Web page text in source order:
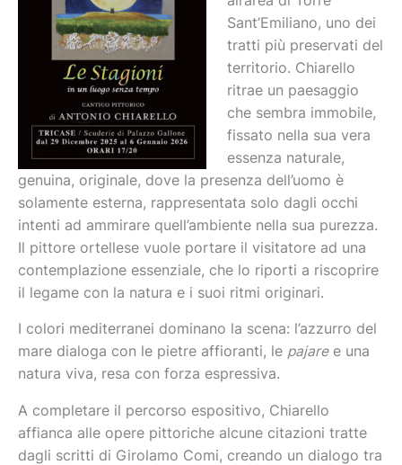
Sant’Emiliano, uno dei
tratti più preservati del
territorio. Chiarello
ritrae un paesaggio
che sembra immobile,
fissato nella sua vera
essenza naturale,
genuina, originale, dove la presenza dell’uomo è
solamente esterna, rappresentata solo dagli occhi
intenti ad ammirare quell’ambiente nella sua purezza.
Il pittore ortellese vuole portare il visitatore ad una
contemplazione essenziale, che lo riporti a riscoprire
il legame con la natura e i suoi ritmi originari.
I colori mediterranei dominano la scena: l’azzurro del
mare dialoga con le pietre affioranti, le pajaree una
natura viva, resa con forza espressiva.
A completare il percorso espositivo, Chiarello
affianca alle opere pittoriche alcune citazioni tratte
dagli scritti di Girolamo Comi, creando un dialogo tra